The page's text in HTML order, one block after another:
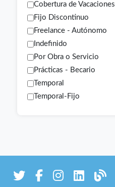
Cobertura de Vacaciones
Fijo Discontinuo
Freelance - Autónomo
Indefinido
Por Obra o Servicio
Prácticas - Becario
Temporal
Temporal-Fijo